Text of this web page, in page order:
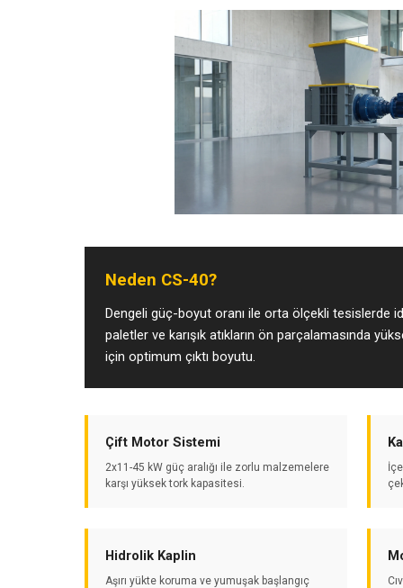
Neden CS-40?
Dengeli güç-boyut oranı ile orta ölçekli tesislerde
paletler ve karışık atıkların ön parçalamasında
için optimum çıktı boyutu.
Çift Motor Sistemi
2x11-45 kW güç aralığı ile zorlu malzemelere
karşı yüksek tork kapasitesi.
Hidrolik Kaplin
Aşırı yükte koruma ve yumuşak başlangıç